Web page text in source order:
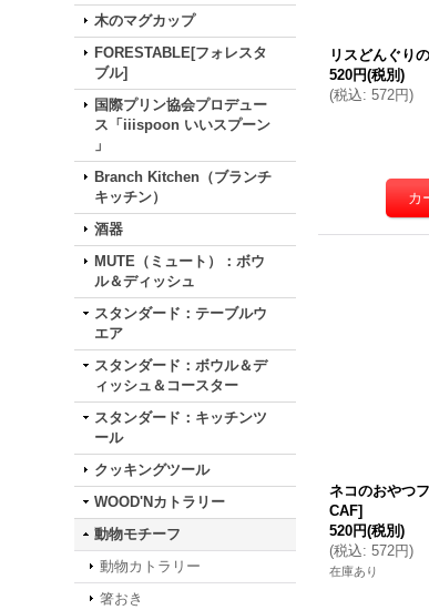
木のマグカップ
FORESTABLE[フォレスタ
ブル]
国際プリン協会プロデュー
ス「iiispoon いいスプーン
」
Branch Kitchen（ブランチ
キッチン）
酒器
MUTE（ミュート）：ボウ
ル＆ディッシュ
スタンダード：テーブルウ
エア
スタンダード：ボウル＆デ
ィッシュ＆コースター
スタンダード：キッチンツ
ール
クッキングツール
WOOD'Nカトラリー
動物モチーフ
動物カトラリー
箸おき
リスどんぐり
520円(税別)
(税込: 572円)
ネコのおやつ
CAF]
520円(税別)
(税込: 572円)
在庫あり